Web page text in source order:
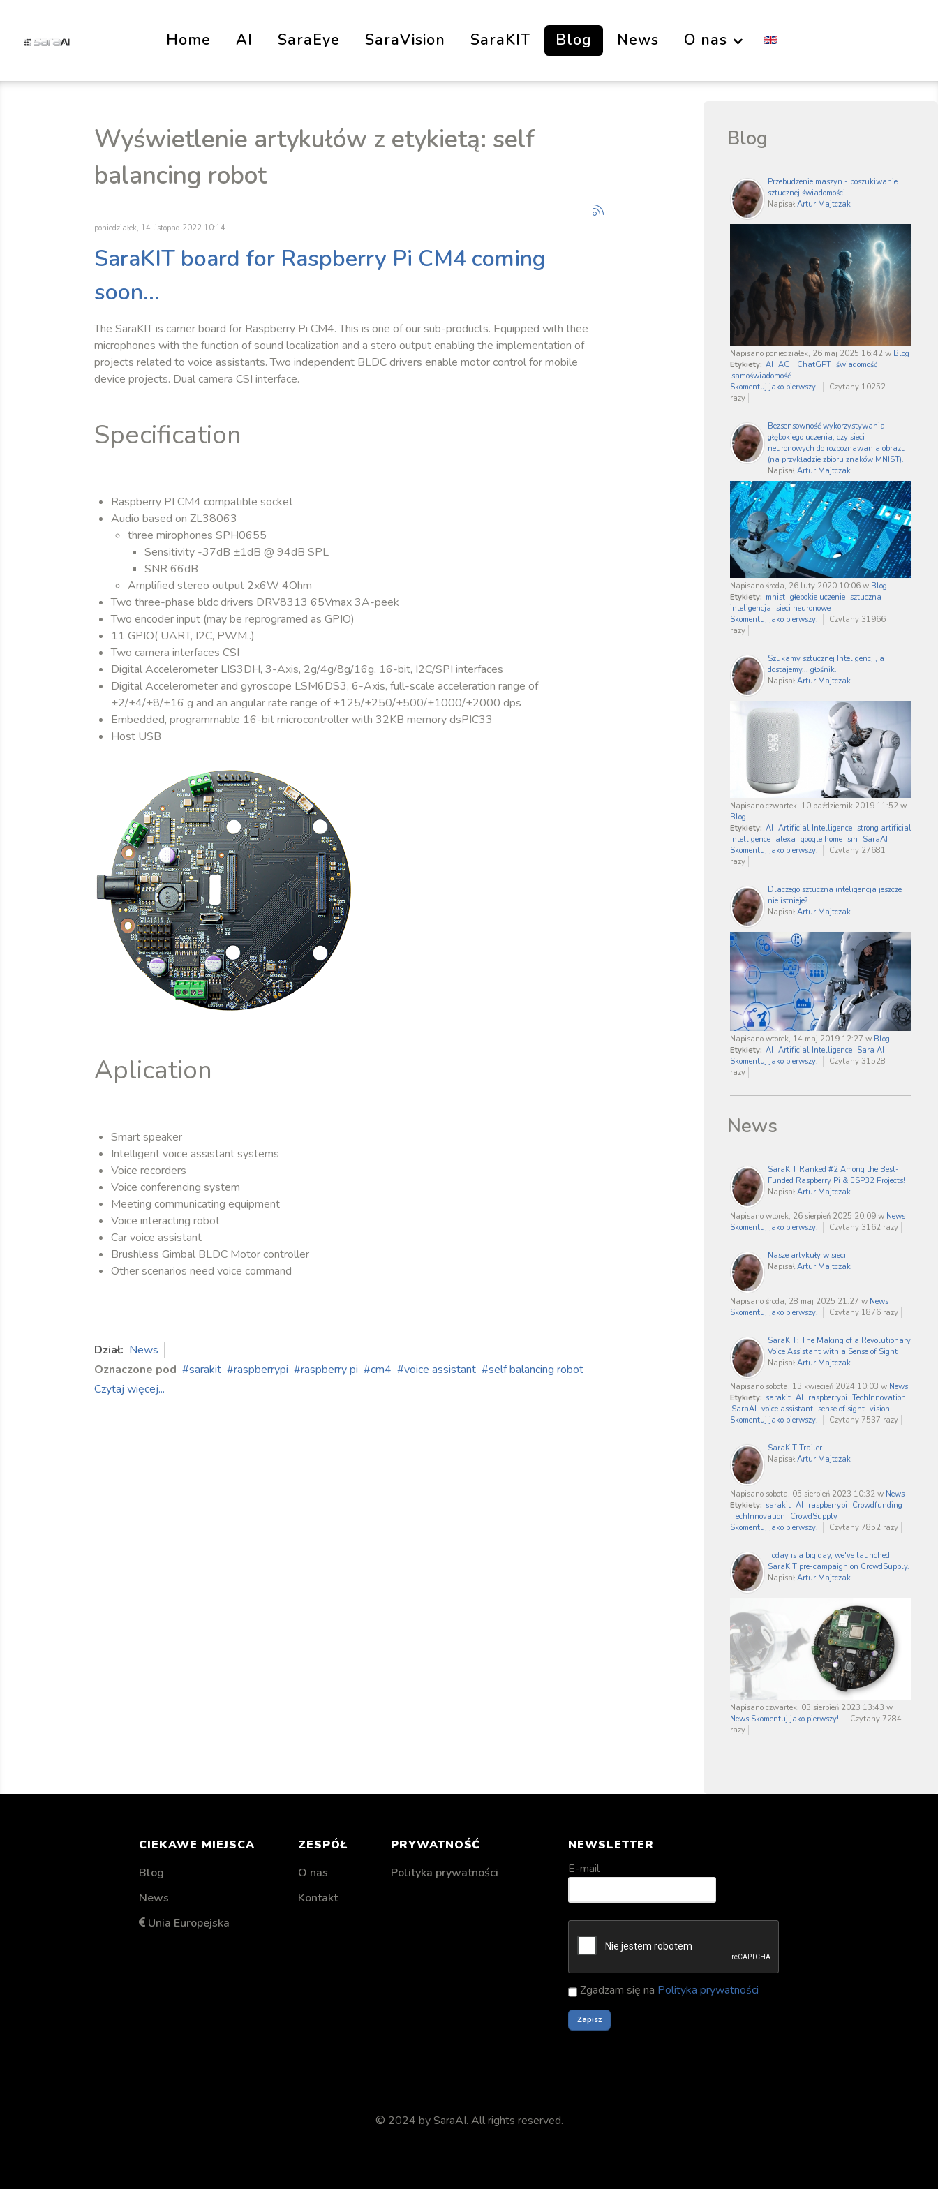
Home AI SaraEye SaraVision SaraKIT Blog News O nas
Wyświetlenie artykułów z etykietą: self
balancing robot
poniedziałek, 14 listopad 2022 10:14
SaraKIT board for Raspberry Pi CM4 coming
soon...
The SaraKIT is carrier board for Raspberry Pi CM4. This is one of our sub-products. Equipped with thee
microphones with the function of sound localization and a stero output enabling the implementation of
projects related to voice assistants. Two independent BLDC drivers enable motor control for mobile
device projects. Dual camera CSI interface.
Specification
Raspberry PI CM4 compatible socket
Audio based on ZL38063
three mirophones SPH0655
Sensitivity -37dB ±1dB @ 94dB SPL
SNR 66dB
Amplified stereo output 2x6W 4Ohm
Two three-phase bldc drivers DRV8313 65Vmax 3A-peek
Two encoder input (may be reprogramed as GPIO)
11 GPIO( UART, I2C, PWM..)
Two camera interfaces CSI
Digital Accelerometer LIS3DH, 3-Axis, 2g/4g/8g/16g, 16-bit, I2C/SPI interfaces
Digital Accelerometer and gyroscope LSM6DS3, 6-Axis, full-scale acceleration range of
±2/±4/±8/±16 g and an angular rate range of ±125/±250/±500/±1000/±2000 dps
Embedded, programmable 16-bit microcontroller with 32KB memory dsPIC33
Host USB
Aplication
Smart speaker
Intelligent voice assistant systems
Voice recorders
Voice conferencing system
Meeting communicating equipment
Voice interacting robot
Car voice assistant
Brushless Gimbal BLDC Motor controller
Other scenarios need voice command
Dział: News
Oznaczone pod
sarakit raspberrypi raspberry pi cm4 voice assistant
self balancing robot
Czytaj więcej...
Blog
Przebudzenie maszyn - poszukiwanie
sztucznej świadomości
Napisał Artur Majtczak
Napisano poniedziałek, 26 maj 2025 16:42 w Blog
Etykiety: AI AGI ChatGPT świadomość
samoświadomość
Skomentuj jako pierwszy!
Czytany 10252
razy
Bezsensowność wykorzystywania
głębokiego uczenia, czy sieci
neuronowych do rozpoznawania obrazu
(na przykładzie zbioru znaków MNIST).
Napisał Artur Majtczak
Napisano środa, 26 luty 2020 10:06 w Blog
Etykiety: mnist głebokie uczenie sztuczna
inteligencja sieci neuronowe
Skomentuj jako pierwszy!
Czytany 31966
razy
Szukamy sztucznej Inteligencji, a
dostajemy... głośnik.
Napisał Artur Majtczak
Napisano czwartek, 10 październik 2019 11:52 w
Blog
Etykiety: AI Artificial Intelligence strong artificial
intelligence alexa google home siri SaraAI
Skomentuj jako pierwszy!
Czytany 27681
razy
Dlaczego sztuczna inteligencja jeszcze
nie istnieje?
Napisał Artur Majtczak
Napisano wtorek, 14 maj 2019 12:27 w Blog
Etykiety: AI Artificial Intelligence Sara AI
Skomentuj jako pierwszy!
Czytany 31528
razy
News
SaraKIT Ranked #2 Among the Best-
Funded Raspberry Pi & ESP32 Projects!
Napisał Artur Majtczak
Napisano wtorek, 26 sierpień 2025 20:09 w News
Skomentuj jako pierwszy!
Czytany 3162 razy
Nasze artykuły w sieci
Napisał Artur Majtczak
Napisano środa, 28 maj 2025 21:27 w News
Skomentuj jako pierwszy!
Czytany 1876 razy
SaraKIT: The Making of a Revolutionary
Voice Assistant with a Sense of Sight
Napisał Artur Majtczak
Napisano sobota, 13 kwiecień 2024 10:03 w News
Etykiety: sarakit AI raspberrypi TechInnovation
SaraAI voice assistant sense of sight vision
Skomentuj jako pierwszy!
Czytany 7537 razy
SaraKIT Trailer
Napisał Artur Majtczak
Napisano sobota, 05 sierpień 2023 10:32 w News
Etykiety: sarakit AI raspberrypi Crowdfunding
TechInnovation CrowdSupply
Skomentuj jako pierwszy!
Czytany 7852 razy
Today is a big day, we've launched
SaraKIT pre-campaign on CrowdSupply.
Napisał Artur Majtczak
Napisano czwartek, 03 sierpień 2023 13:43 w
News Skomentuj jako pierwszy!
Czytany 7284
razy
CIEKAWE MIEJSCA
Blog
News
Unia Europejska
ZESPÓŁ
O nas
Kontakt
PRYWATNOŚĆ
Polityka prywatności
NEWSLETTER
E-mail
Zgadzam się na Polityka prywatności
© 2024 bySaraAI. All rights reserved.